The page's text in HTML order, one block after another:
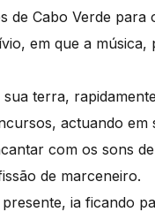
de Cabo Verde
em que a música,
terra,
actuando em
com os sons
de marceneiro.
ia ficando